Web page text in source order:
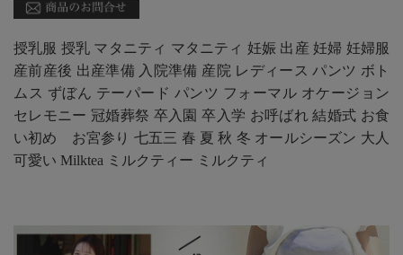
授乳服 授乳 マタニティ マタニティ 妊娠 出産 妊婦 妊婦服
産前産後 出産準備 入院準備 産院 レディース パンツ ボト
ムス ずぼん テーパード パンツ フォーマル オケージョン
セレモニー 冠婚葬祭 卒入園 卒入学 お呼ばれ 結婚式 お食
い初め お宮参り 七五三 春 夏 秋 冬 オールシーズン 大人
可愛い Milktea ミルクティー ミルクティ